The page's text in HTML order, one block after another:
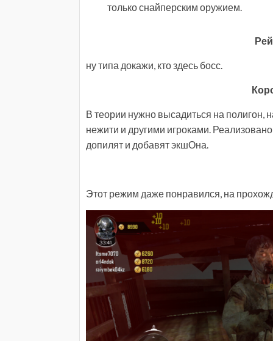
только снайперским оружием.
ну типа докажи, кто здесь босс.
В теории нужно высадиться на полигон,
нежити и другими игроками.
допилят и добавят экшОна.
Этот режим даже понравился, на